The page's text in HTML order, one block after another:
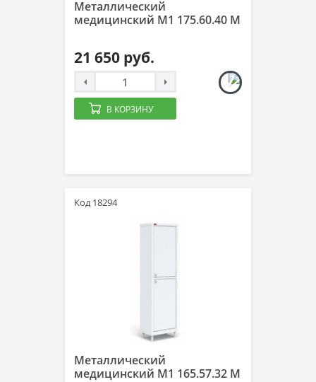
Металлический
медицинский М1 175.60.40 М
21 650 руб.
В КОРЗИНУ
Код 18294
Металлический
медицинский М1 165.57.32 М